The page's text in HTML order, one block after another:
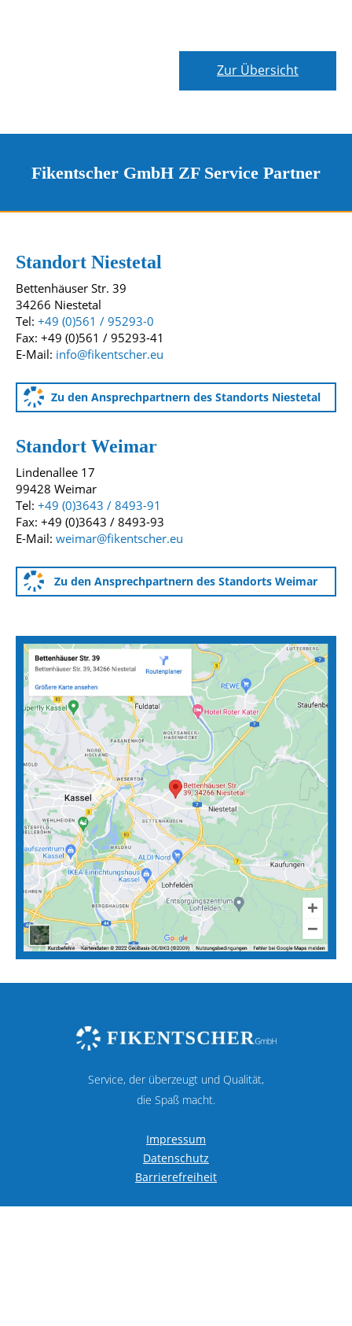
Zur Übersicht
Fikentscher GmbH ZF Service Partner
Standort Niestetal
Bettenhäuser Str. 39
34266 Niestetal
Tel: +49 (0)561 / 95293-0
Fax: +49 (0)561 / 95293-41
E-Mail: info@fikentscher.eu
Zu den Ansprechpartnern des Standorts Niestetal
Standort Weimar
Lindenallee 17
99428 Weimar
Tel: +49 (0)3643 / 8493-91
Fax: +49 (0)3643 / 8493-93
E-Mail: weimar@fikentscher.eu
Zu den Ansprechpartnern des Standorts Weimar
Anfahrtskarten zu unseren Standorten
Service, der überzeugt und Qualität,
die Spaß macht.
Impressum
Datenschutz
Barrierefreiheit